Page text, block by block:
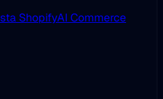
ShopifyAI Commerce